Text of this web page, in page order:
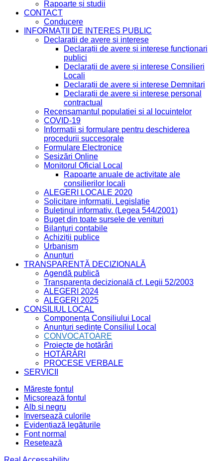
Rapoarte și studii
CONTACT
Conducere
INFORMAȚII DE INTERES PUBLIC
Declaratii de avere si interese
Declarații de avere și interese funcționari
publici
Declarații de avere și interese Consilieri
Locali
Declarații de avere și interese Demnitari
Declarații de avere și interese personal
contractual
Recensamantul populatiei si al locuintelor
COVID-19
Informatii si formulare pentru deschiderea
procedurii succesorale
Formulare Electronice
Sesizări Online
Monitorul Oficial Local
Rapoarte anuale de activitate ale
consilierilor locali
ALEGERI LOCALE 2020
Solicitare informații. Legislație
Buletinul informativ. (Legea 544/2001)
Buget din toate sursele de venituri
Bilanțuri contabile
Achiziții publice
Urbanism
Anunțuri
TRANSPARENȚĂ DECIZIONALĂ
Agendă publică
Transparența decizională cf. Legii 52/2003
ALEGERI 2024
ALEGERI 2025
CONSILIUL LOCAL
Componența Consiliului Local
Anunțuri ședințe Consiliul Local
CONVOCATOARE
Proiecte de hotărâri
HOTĂRÂRI
PROCESE VERBALE
SERVICII
Mărește fontul
Micșorează fontul
Alb și negru
Inversează culorile
Evidențiază legăturile
Font normal
Resetează